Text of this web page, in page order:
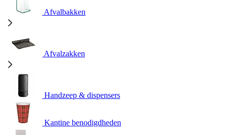
Afvalbakken
Afvalzakken
Handzeep & dispensers
Kantine benodigdheden